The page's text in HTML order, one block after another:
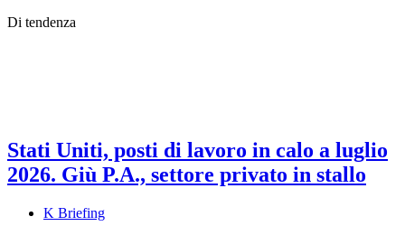
Di tendenza
Stati Uniti, posti di lavoro in calo a luglio
2026. Giù P.A., settore privato in stallo
K Briefing